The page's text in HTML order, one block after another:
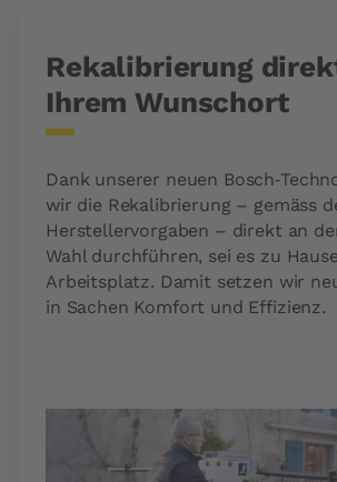
Rekalibrierung
Ihrem Wunschort
Dank unserer neuen
wir die Rekalibrierung – gemäss
Herstellervorgaben – direkt an
Wahl durchführen, sei es zu
Arbeitsplatz. Damit setzen wir
in Sachen Komfort und Effizienz.